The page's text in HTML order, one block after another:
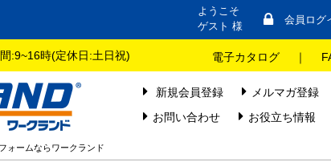
ようこそ
ゲスト 様
会員ログ
:9~16時(定休日:土日祝) 電子カタログ ｜
新規会員登録
メルマガ登録
お問い合わせ
お役立ち情報
ォームならワークランド